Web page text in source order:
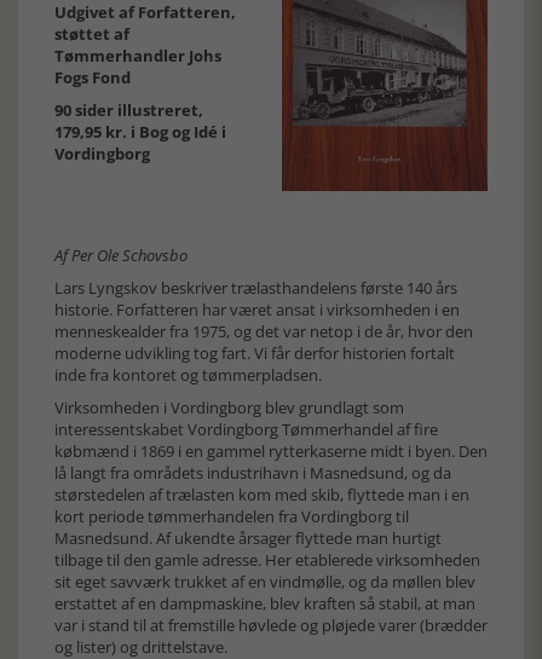
Udgivet af Forfatteren,
støttet af
Tømmerhandler Johs
Fogs Fond
90 sider illustreret,
179,95 kr. i Bog og Idé i
Vordingborg
Af Per Ole Schovsbo
Lars Lyngskov beskriver trælasthandelens første 140 års
historie. Forfatteren har været ansat i virksomheden i en
menneskealder fra 1975, og det var netop i de år, hvor den
moderne udvikling tog fart. Vi får derfor historien fortalt
inde fra kontoret og tømmerpladsen.
Virksomheden i Vordingborg blev grundlagt som
interessentskabet Vordingborg Tømmerhandel af fire
købmænd i 1869 i en gammel rytterkaserne midt i byen. Den
lå langt fra områdets industrihavn i Masnedsund, og da
størstedelen af trælasten kom med skib, flyttede man i en
kort periode tømmerhandelen fra Vordingborg til
Masnedsund. Af ukendte årsager flyttede man hurtigt
tilbage til den gamle adresse. Her etablerede virksomheden
sit eget savværk trukket af en vindmølle, og da møllen blev
erstattet af en dampmaskine, blev kraften så stabil, at man
var i stand til at fremstille høvlede og pløjede varer (brædder
og lister) og drittelstave.